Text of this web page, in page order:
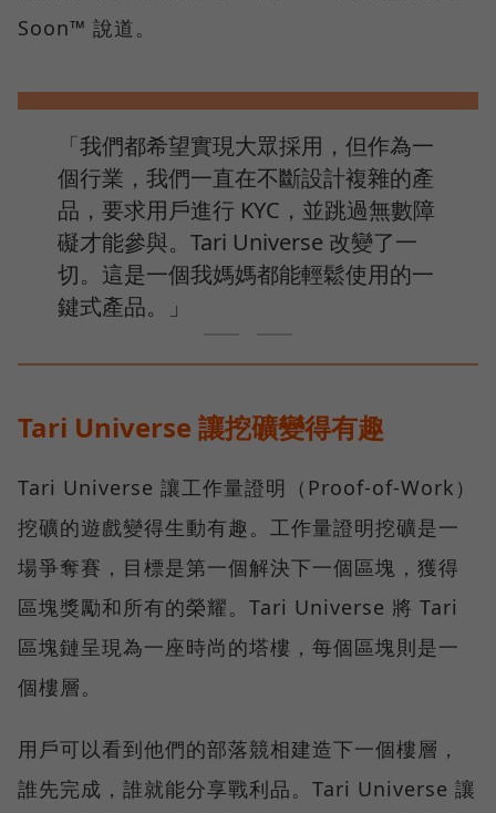
Soon™ 說道。
「我們都希望實現大眾採用，但作為一
個行業，我們一直在不斷設計複雜的產
品，要求用戶進行 KYC，並跳過無數障
礙才能參與。Tari Universe 改變了一
切。這是一個我媽媽都能輕鬆使用的一
鍵式產品。」
Tari Universe 讓挖礦變得有趣
Tari Universe 讓工作量證明（Proof-of-Work）
挖礦的遊戲變得生動有趣。工作量證明挖礦是一
場爭奪賽，目標是第一個解決下一個區塊，獲得
區塊獎勵和所有的榮耀。Tari Universe 將 Tari
區塊鏈呈現為一座時尚的塔樓，每個區塊則是一
個樓層。
用戶可以看到他們的部落競相建造下一個樓層，
誰先完成，誰就能分享戰利品。Tari Universe 讓